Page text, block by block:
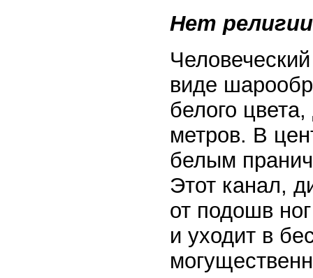
Нет
виде
белого
метров. В
белым
Этот канал,
от подошв
и уходит в